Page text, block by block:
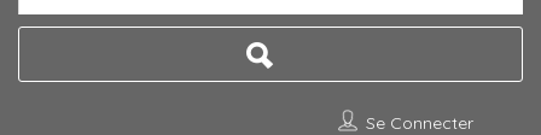
Se Connecter